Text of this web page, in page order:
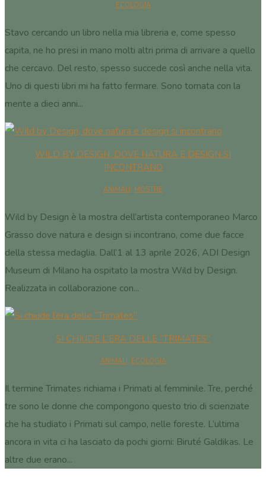
ECOLOGIA
Stavo cercando un libro nella mia libreria e, come spesso
capita, ne ho presi in mano molti altri prima di arrivare a quello
che cercavo. Del resto, spesso succede così anche nella vita.
Uno di questi libri mi ha fatto fermare. Sono tornata con la
mente a dieci anni...
WILD BY DESIGN, DOVE NATURA E DESIGN SI
INCONTRANO
ANIMALI, MOSTRE
Wild by Design è la mostra dell’artista contemporaneo Marco
Grasso dove natura e design si incontrano, come due facce
della stessa medaglia. Dall’1 al 13 aprile 2026, ADI Design
Museum di Milano ha ospitato la mostra Wild by Design.
Realizzata in collaborazione con...
SI CHIUDE L’ERA DELLE “TRIMATES”
ANIMALI , ECOLOGIA
Il termine Trimates richiama i Primati al femminile. Tre, perché
tre sono le donne che compongono questo trio di scienziate
che ha studiato i Primati sul campo, nelle foreste. L’ultima
ancora in vita ci ha lasciato da pochi giorni: Biruté Galdikas. Le
altre due erano...